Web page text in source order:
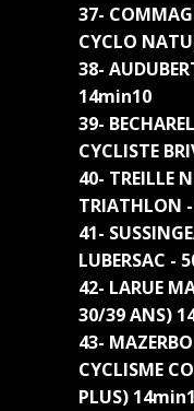
37-
CYCLO
38-
14min10
39-
CYCLISTE
40- TREILLE
TRIATHLON
41-
LUBERSAC -
42- LARUE
30/39 ANS)
43-
CYCLISME
PLUS)